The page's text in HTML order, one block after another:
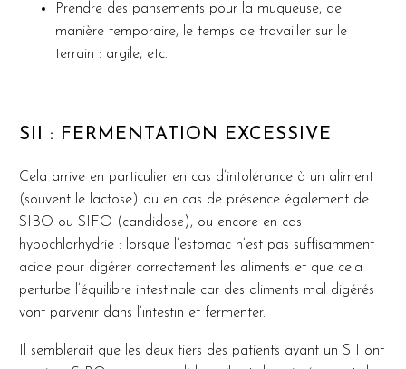
Prendre des pansements pour la muqueuse, de
manière temporaire, le temps de travailler sur le
terrain : argile, etc.
SII : FERMENTATION EXCESSIVE
Cela arrive en particulier en cas d’intolérance à un aliment
(souvent le lactose) ou en cas de présence également de
SIBO ou SIFO (candidose), ou encore en cas
hypochlorhydrie : lorsque l’estomac n’est pas suffisamment
acide pour digérer correctement les aliments et que cela
perturbe l’équilibre intestinale car des aliments mal digérés
vont parvenir dans l’intestin et fermenter.
Il semblerait que les deux tiers des patients ayant un SII ont